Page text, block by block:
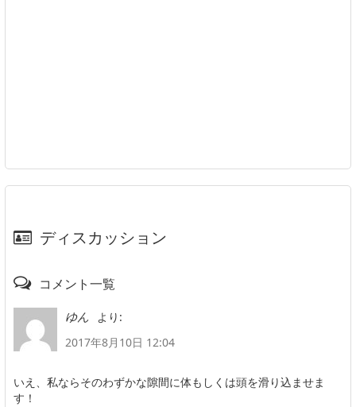
ディスカッション
コメント一覧
ゆん
より:
2017年8月10日 12:04
いえ、私ならそのわずかな隙間に体もしくは頭を滑り込ませま
す！